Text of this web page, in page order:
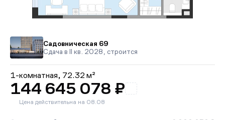
Садовническая 69
Сдача в II кв. 2028, строится
1-комнатная, 72.32 м²
144 645 078 ₽
Цена действительна на 08.08